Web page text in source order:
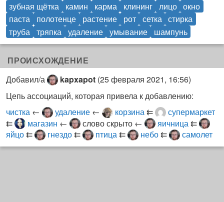
зубная щётка
камин карма клининг лицо окно
паста
полотенце растение рот сетка стирка
труба тряпка удаление умывание шампунь
ПРОИСХОЖДЕНИЕ
Добавил/а
kapxapot (25 февраля 2021, 16:56)
Цепь ассоциаций, которая привела к добавлению:
чистка ← удаление ← корзина⇇
супермаркет
⇇
магазин ← слово скрыто ← яичница⇇
яйцо⇇ гнездо⇇ птица⇇ небо⇇ самолет